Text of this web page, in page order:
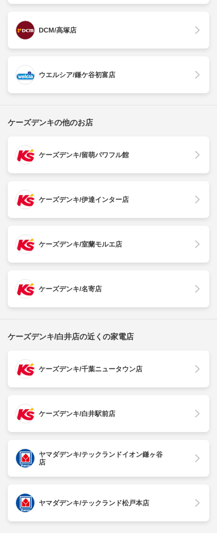
DCM/高塚店
ウエルシア/鎌ケ谷初富店
ケーズデンキの他のお店
ケーズデンキ/留萌パワフル館
ケーズデンキ/伊達インター店
ケーズデンキ/室蘭モルエ店
ケーズデンキ/名寄店
ケーズデンキ/白井店の近くの家電店
ケーズデンキ/千葉ニュータウン店
ケーズデンキ/白井駅前店
ヤマダデンキ/テックランドイオン鎌ヶ谷
店
ヤマダデンキ/テックランド松戸本店